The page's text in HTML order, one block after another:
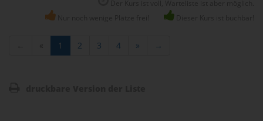
← « 1 2 3 4 » →